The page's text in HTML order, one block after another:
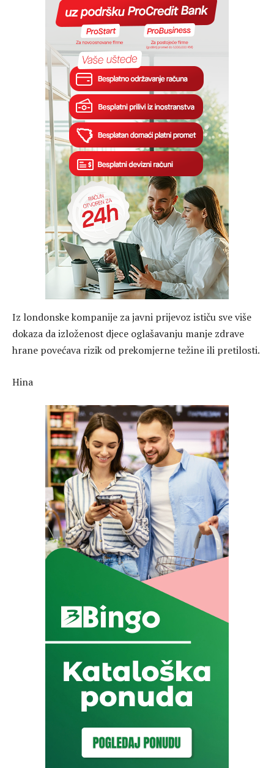
Iz londonske kompanije za javni prijevoz ističu sve više
dokaza da izloženost djece oglašavanju manje zdrave
hrane povećava rizik od prekomjerne težine ili pretilosti.
Hina